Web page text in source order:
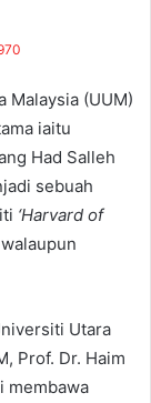
Malaysia (UUM)
iaitu
Had Salleh
sebuah
‘Harvard of
Utara
Prof. Dr. Haim
membawa